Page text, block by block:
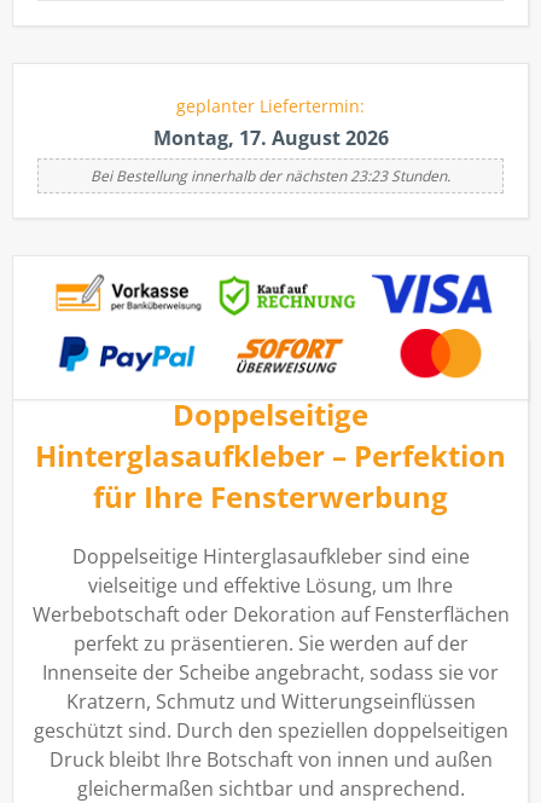
geplanter Liefertermin:
Montag, 17. August 2026
Bei Bestellung innerhalb der nächsten 23:23 Stunden.
Doppelseitige
Hinterglasaufkleber – Perfektion
für Ihre Fensterwerbung
Doppelseitige Hinterglasaufkleber sind eine
vielseitige und effektive Lösung, um Ihre
Werbebotschaft oder Dekoration auf Fensterflächen
perfekt zu präsentieren. Sie werden auf der
Innenseite der Scheibe angebracht, sodass sie vor
Kratzern, Schmutz und Witterungseinflüssen
geschützt sind. Durch den speziellen doppelseitigen
Druck bleibt Ihre Botschaft von innen und außen
gleichermaßen sichtbar und ansprechend.